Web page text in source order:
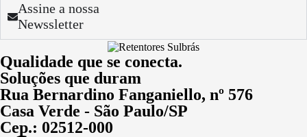
Assine a nossa
Newssletter
Qualidade que se conecta.
Soluções que duram
Rua Bernardino Fanganiello, nº 576
Casa Verde - São Paulo/SP
Cep.: 02512-000